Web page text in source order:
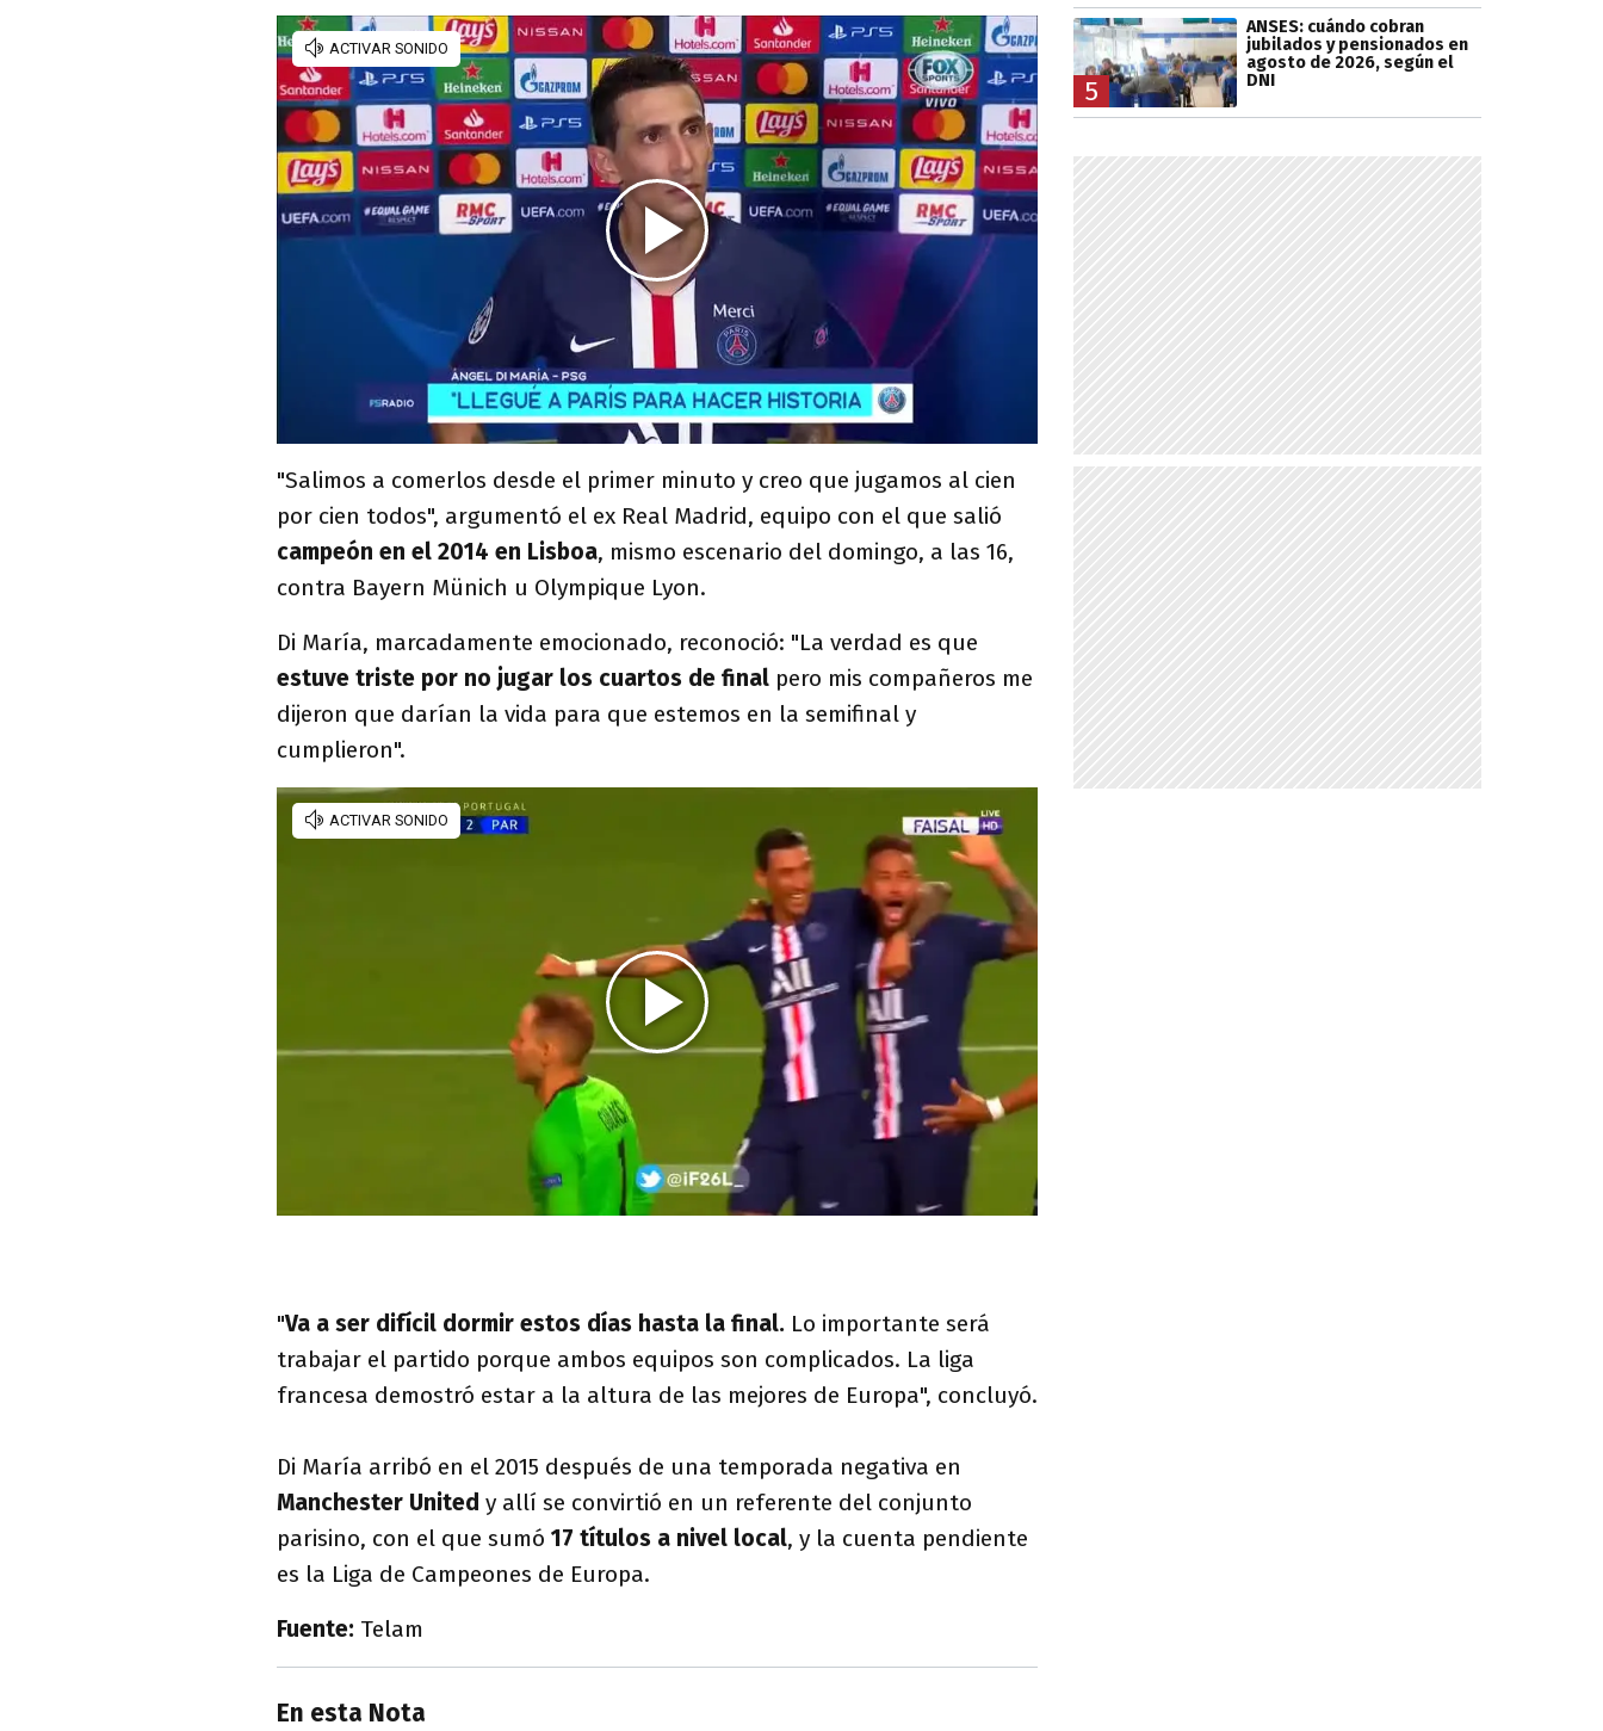
"Salimos a comerlos desde el primer minuto y creo que jugamos al cien
por cien todos", argumentó el ex Real Madrid, equipo con el que salió
campeón en el 2014 en Lisboa, mismo escenario del domingo, a las 16,
contra Bayern Münich u Olympique Lyon.
Di María, marcadamente emocionado, reconoció: "La verdad es que
estuve triste por no jugar los cuartos de final pero mis compañeros me
dijeron que darían la vida para que estemos en la semifinal y
cumplieron".
"Va a ser difícil dormir estos días hasta la final. Lo importante será
trabajar el partido porque ambos equipos son complicados. La liga
francesa demostró estar a la altura de las mejores de Europa", concluyó.
Di María arribó en el 2015 después de una temporada negativa en
Manchester United y allí se convirtió en un referente del conjunto
parisino, con el que sumó 17 títulos a nivel local, y la cuenta pendiente
es la Liga de Campeones de Europa.
Fuente: Telam
En esta Nota
5
ANSES: cuándo cobran
jubilados y pensionados en
agosto de 2026, según el
DNI